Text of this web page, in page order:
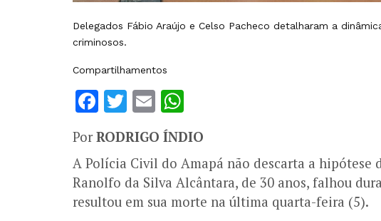
Delegados Fábio Araújo e Celso Pacheco detalharam a
criminosos.
Compartilhamentos
Facebook
Twitter
Email
PorRODRIGO ÍNDIO
A Polícia Civil do Amapá não descarta a
Ranolfo da Silva Alcântara, de 30 anos, falhou
resultou em sua morte na última quarta-feira (5).